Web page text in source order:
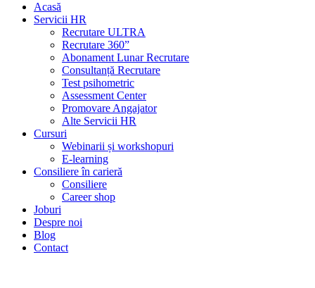
Acasă
Servicii HR
Recrutare ULTRA
Recrutare 360”
Abonament Lunar Recrutare
Consultanță Recrutare
Test psihometric
Assessment Center
Promovare Angajator
Alte Servicii HR
Cursuri
Webinarii și workshopuri
E-learning
Consiliere în carieră
Consiliere
Career shop
Joburi
Despre noi
Blog
Contact